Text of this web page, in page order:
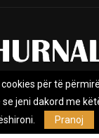
Privacy Policy
e Lajmeve e pavarur,
për të
jeni dakord me
Pranoj